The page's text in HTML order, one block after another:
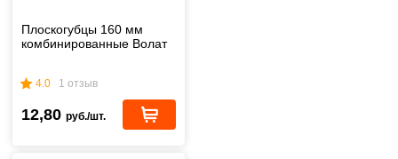
Плоскогубцы 160 мм
комбинированные Волат
4.0 1 отзыв
12,80 руб./шт.